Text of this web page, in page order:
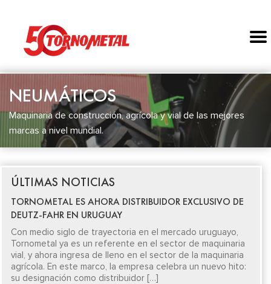
NEUMÁTICOS
Maquinaria de construcción, agrícola y vial de las mejores
marcas a nivel mundial.
ÚLTIMAS NOTICIAS
TORNOMETAL ES AHORA DISTRIBUIDOR EXCLUSIVO DE
DEUTZ-FAHR EN URUGUAY
Con medio siglo de trayectoria en el mercado uruguayo,
Tornometal ya es un referente en el sector de maquinaria
vial, y ahora ingresa de lleno en el sector de la maquinaria
agrícola. En este marco, la empresa celebra un nuevo hito:
su designación como distribuidor […]